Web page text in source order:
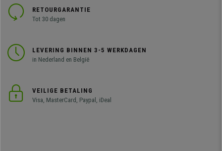
RETOURGARANTIE
Tot 30 dagen
LEVERING BINNEN 3-5 WERKDAGEN
in Nederland en België
VEILIGE BETALING
Visa, MasterCard, Paypal, iDeal